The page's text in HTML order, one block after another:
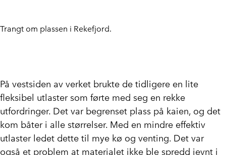
Trangt om plassen i Rekefjord.
På vestsiden av verket brukte de tidligere en lite
fleksibel utlaster som førte med seg en rekke
utfordringer. Det var begrenset plass på kaien, og det
kom båter i alle størrelser. Med en mindre effektiv
utlaster ledet dette til mye kø og venting. Det var
også et problem at materialet ikke ble spredd jevnt i